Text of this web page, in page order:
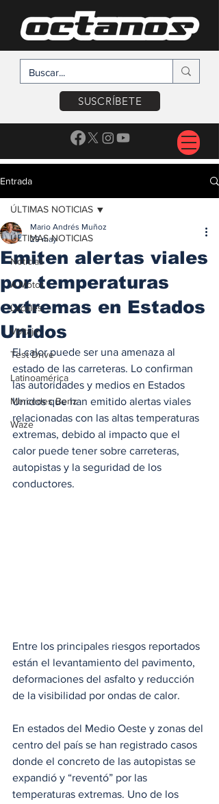
SUSCRÍBETE
Entrada
ÚLTIMAS NOTICIAS
Noticias
A Motor
Locales
Voltaje
Test Drive
Latinoamérica
Mercedes Benz
Waze
ÚLTIMAS NOTICIAS
Emiten alertas viales
por temperaturas
extremas en Estados
Unidos
Mario Andrés Muñoz
29 may
El calor puede ser una amenaza al
estado de las carreteras. Lo confirman
las autoridades y medios en Estados
Unidos que han emitido alertas viales
relacionadas con las altas temperaturas
extremas, debido al impacto que el
calor puede tener sobre carreteras,
autopistas y la seguridad de los
conductores.
Entre los principales riesgos reportados
están el levantamiento del pavimento,
deformaciones del asfalto y reducción
de la visibilidad por ondas de calor.
En estados del Medio Oeste y zonas del
centro del país se han registrado casos
donde el concreto de las autopistas se
expandió y “reventó” por las
temperaturas extremas. Uno de los